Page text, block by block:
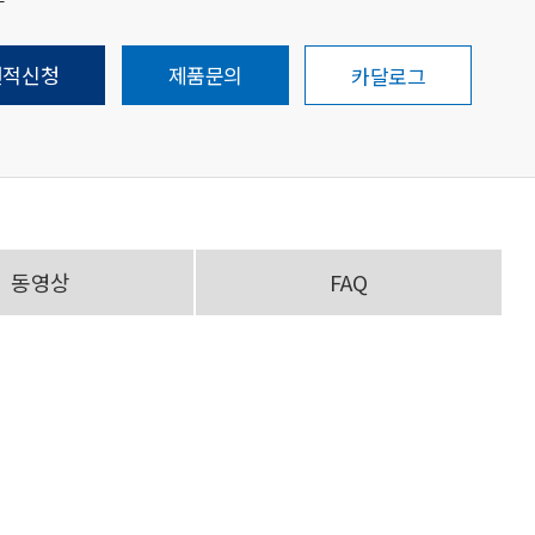
신청 제품문의 카달로그
동영상 FAQ